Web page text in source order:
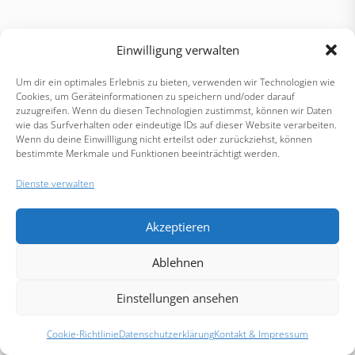
Einwilligung verwalten
Um dir ein optimales Erlebnis zu bieten, verwenden wir Technologien wie
Cookies, um Geräteinformationen zu speichern und/oder darauf
zuzugreifen. Wenn du diesen Technologien zustimmst, können wir Daten
wie das Surfverhalten oder eindeutige IDs auf dieser Website verarbeiten.
Wenn du deine Einwillligung nicht erteilst oder zurückziehst, können
bestimmte Merkmale und Funktionen beeinträchtigt werden.
Dienste verwalten
Akzeptieren
Ablehnen
Einstellungen ansehen
Cookie-RichtlinieDatenschutzerklärungKontakt & Impressum